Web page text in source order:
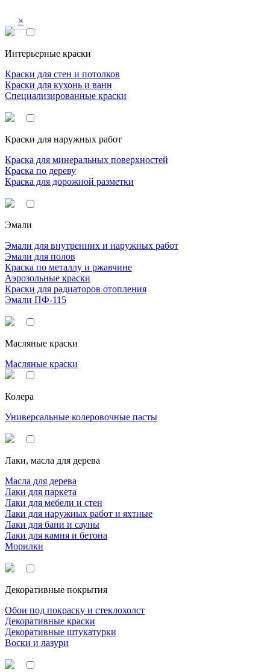
×
Интерьерные краски
Краски для стен и потолков
Краски для кухонь и ванн
Специализированные краски
Краски для наружных работ
Краска для минеральных поверхностей
Краска по дереву
Краска для дорожной разметки
Эмали
Эмали для внутренних и наружных работ
Эмали для полов
Краска по металлу и ржавчине
Аэрозольные краски
Краски для радиаторов отопления
Эмали ПФ-115
Масляные краски
Масляные краски
Колера
Универсальные колеровочные пасты
Лаки, масла для дерева
Масла для дерева
Лаки для паркета
Лаки для мебели и стен
Лаки для наружных работ и яхтные
Лаки для бани и сауны
Лаки для камня и бетона
Морилки
Декоративные покрытия
Обои под покраску и стеклохолст
Декоративные краски
Декоративные штукатурки
Воски и лазури